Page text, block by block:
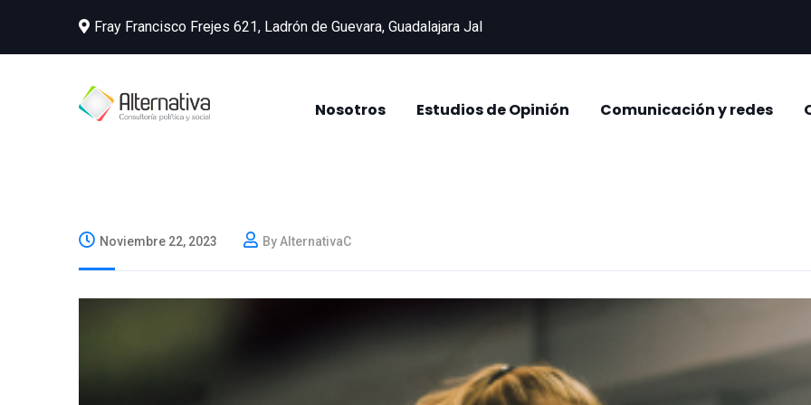
Fray Francisco Frejes 621, Ladrón de Guevara, Guadalajara Jal
Nosotros Estudios de Opinión Comunicación y redes
Noviembre 22, 2023 By AlternativaC